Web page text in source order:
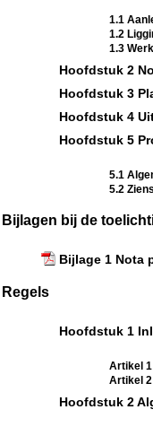
1.1
1.2
1.3
Hoofdstuk 2
Hoofdstuk 3
Hoofdstuk 4
Hoofdstuk 5
5.1
5.2
Bijlagen bij de
Bijlage 1 Nota
Regels
Hoofdstuk 1
Artikel
Artikel
Hoofdstuk 2